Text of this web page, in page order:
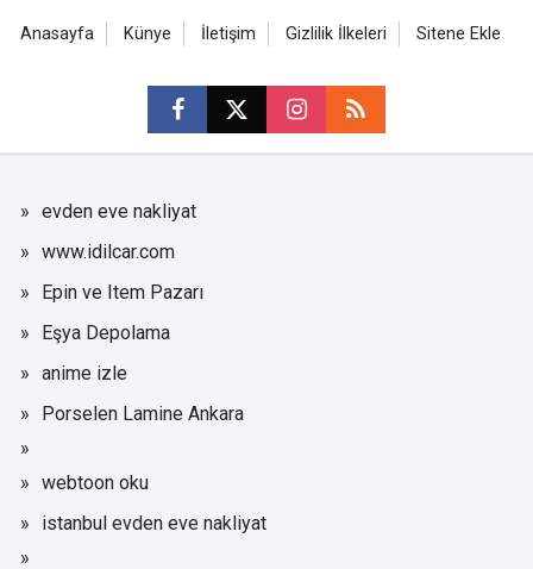
Anasayfa Künye İletişim Gizlilik İlkeleri Sitene Ekle
evden eve nakliyat
www.idilcar.com
Epin ve Item Pazarı
Eşya Depolama
anime izle
Porselen Lamine Ankara
webtoon oku
istanbul evden eve nakliyat